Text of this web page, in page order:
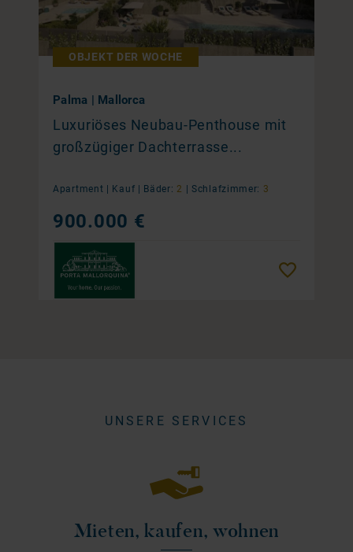
OBJEKT DER WOCHE
Palma | Mallorca
Luxuriöses Neubau-Penthouse mit
großzügiger Dachterrasse...
Apartment | Kauf Bäder: 2 Schlafzimmer: 3
900.000 €
UNSERE SERVICES
Mieten, kaufen, wohnen